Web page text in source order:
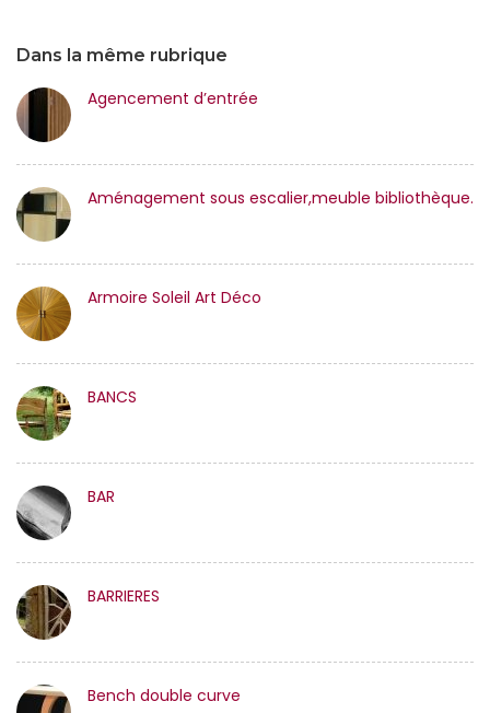
Dans la même rubrique
Agencement d’entrée
Aménagement sous escalier,meuble bibliothèque.
Armoire Soleil Art Déco
BANCS
BAR
BARRIERES
Bench double curve